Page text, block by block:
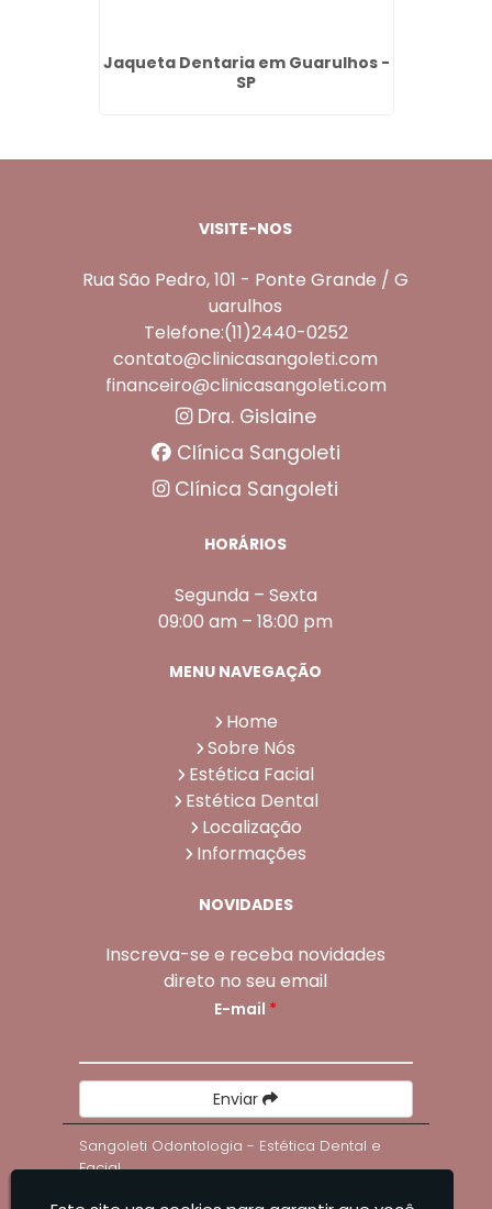
Jaqueta Dentaria em Guarulhos -
SP
VISITE-NOS
Rua São Pedro, 101 - Ponte Grande / G
uarulhos
Telefone:(11)2440-0252
contato@clinicasangoleti.com
financeiro@clinicasangoleti.com
Dra. Gislaine
Clínica Sangoleti
Clínica Sangoleti
HORÁRIOS
Segunda – Sexta
09:00 am – 18:00 pm
MENU NAVEGAÇÃO
Home
Sobre Nós
Estética Facial
Estética Dental
Localização
Informações
NOVIDADES
Inscreva-se e receba novidades
direto no seu email
E-mail *
Enviar
Sangoleti Odontologia - Estética Dental e
Facial